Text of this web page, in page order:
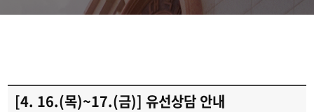
[4. 16.(목)~17.(금)] 유선상담 안내